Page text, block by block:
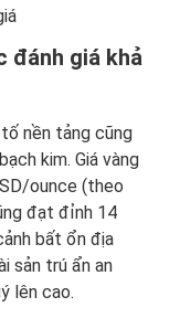
đánh giá khả
nền tảng cũng
kim. Giá vàng
ounce (theo
đạt đỉnh 14
bất ổn địa
sản trú ẩn an
lên cao.